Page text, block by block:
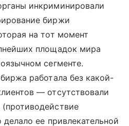
инкриминировали
биржи
на тот момент
площадок мира
сегменте.
работала без какой-
— отсутствовали
ее привлекательной